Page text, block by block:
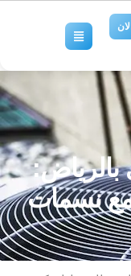
مع نسمات